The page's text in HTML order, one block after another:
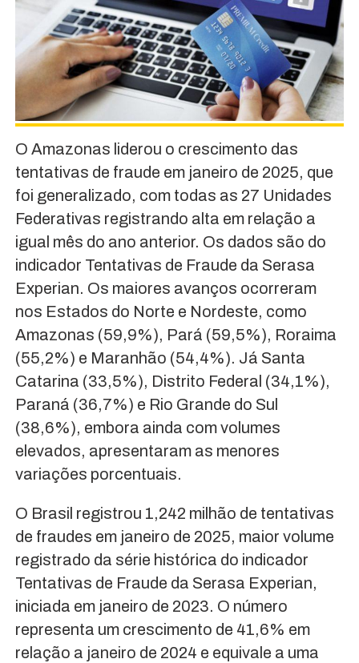
O Amazonas liderou o crescimento das
tentativas de fraude em janeiro de 2025, que
foi generalizado, com todas as 27 Unidades
Federativas registrando alta em relação a
igual mês do ano anterior. Os dados são do
indicador Tentativas de Fraude da Serasa
Experian. Os maiores avanços ocorreram
nos Estados do Norte e Nordeste, como
Amazonas (59,9%), Pará (59,5%), Roraima
(55,2%) e Maranhão (54,4%). Já Santa
Catarina (33,5%), Distrito Federal (34,1%),
Paraná (36,7%) e Rio Grande do Sul
(38,6%), embora ainda com volumes
elevados, apresentaram as menores
variações porcentuais.
O Brasil registrou 1,242 milhão de tentativas
de fraudes em janeiro de 2025, maior volume
registrado da série histórica do indicador
Tentativas de Fraude da Serasa Experian,
iniciada em janeiro de 2023. O número
representa um crescimento de 41,6% em
relação a janeiro de 2024 e equivale a uma